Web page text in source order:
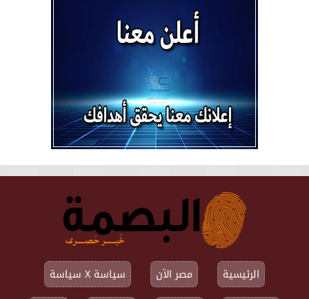
الرئيسية مصر الآن سياسة X سياسة